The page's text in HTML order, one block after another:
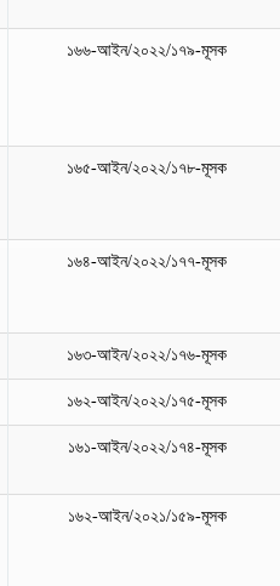
১৬৬-আইন/২০২২/১৭৯-মূসক
১৬৫-আইন/২০২২/১৭৮-মূসক
১৬৪-আইন/২০২২/১৭৭-মূসক
১৬৩-আইন/২০২২/১৭৬-মূসক
১৬২-আইন/২০২২/১৭৫-মূসক
১৬১-আইন/২০২২/১৭৪-মূসক
১৬২-আইন/২০২১/১৫৯-মূসক